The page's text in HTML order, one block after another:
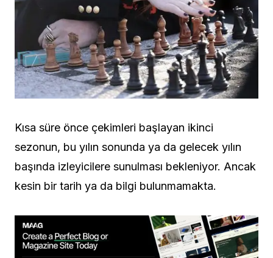
Kısa süre önce çekimleri başlayan ikinci
sezonun, bu yılın sonunda ya da gelecek yılın
başında izleyicilere sunulması bekleniyor. Ancak
kesin bir tarih ya da bilgi bulunmamakta.